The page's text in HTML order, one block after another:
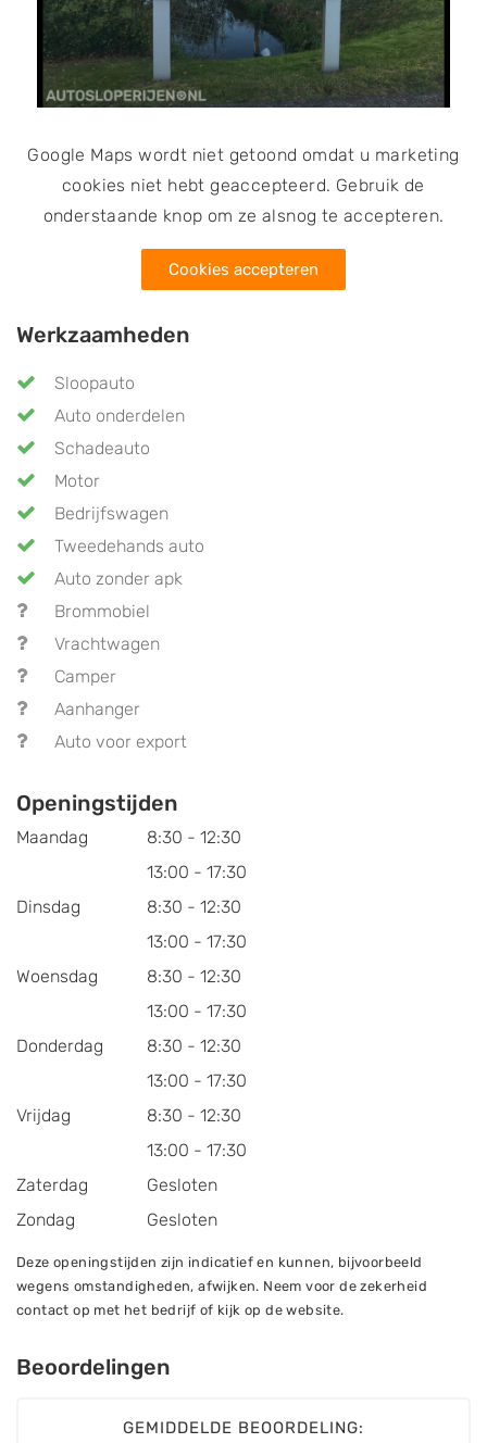
sloopauto’s. Omdat het bedrijf door de RDW erkend is
als demontagebedrijf worden er bij overname ook
vrijwaringsbewijzen afgegeven.
Google Maps wordt niet getoond omdat u marketing
cookies niet hebt geaccepteerd. Gebruik de
onderstaande knop om ze alsnog te accepteren.
Cookies accepteren
Werkzaamheden
Sloopauto
Auto onderdelen
Schadeauto
Motor
Bedrijfswagen
Tweedehands auto
Auto zonder apk
Brommobiel
Vrachtwagen
Camper
Aanhanger
Auto voor export
Openingstijden
Maandag
8:30 - 12:30
13:00 - 17:30
Dinsdag
8:30 - 12:30
13:00 - 17:30
Woensdag
8:30 - 12:30
13:00 - 17:30
Donderdag
8:30 - 12:30
13:00 - 17:30
Vrijdag
8:30 - 12:30
13:00 - 17:30
Zaterdag
Gesloten
Zondag
Gesloten
Deze openingstijden zijn indicatief en kunnen, bijvoorbeeld
wegens omstandigheden, afwijken. Neem voor de zekerheid
contact op met het bedrijf of kijk op de website.
Beoordelingen
GEMIDDELDE BEOORDELING: